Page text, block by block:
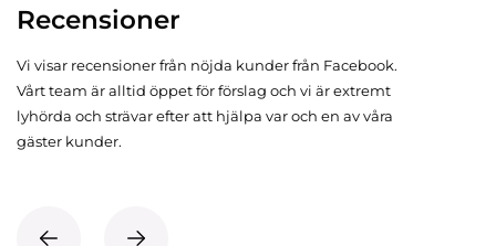
Recensioner
Vi visar recensioner från nöjda kunder från Facebook.
Vårt team är alltid öppet för förslag och vi är extremt
lyhörda och strävar efter att hjälpa var och en av våra
gäster kunder.